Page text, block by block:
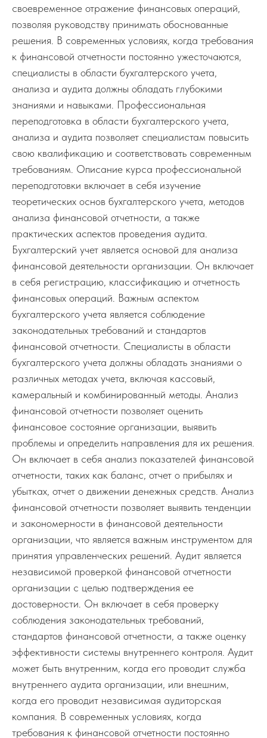
своевременное отражение финансовых операций,
позволяя руководству принимать обоснованные
решения. В современных условиях, когда требования
к финансовой отчетности постоянно ужесточаются,
специалисты в области бухгалтерского учета,
анализа и аудита должны обладать глубокими
знаниями и навыками. Профессиональная
переподготовка в области бухгалтерского учета,
анализа и аудита позволяет специалистам повысить
свою квалификацию и соответствовать современным
требованиям. Описание курса профессиональной
переподготовки включает в себя изучение
теоретических основ бухгалтерского учета, методов
анализа финансовой отчетности, а также
практических аспектов проведения аудита.
Бухгалтерский учет является основой для анализа
финансовой деятельности организации. Он включает
в себя регистрацию, классификацию и отчетность
финансовых операций. Важным аспектом
бухгалтерского учета является соблюдение
законодательных требований и стандартов
финансовой отчетности. Специалисты в области
бухгалтерского учета должны обладать знаниями о
различных методах учета, включая кассовый,
камеральный и комбинированный методы. Анализ
финансовой отчетности позволяет оценить
финансовое состояние организации, выявить
проблемы и определить направления для их решения.
Он включает в себя анализ показателей финансовой
отчетности, таких как баланс, отчет о прибылях и
убытках, отчет о движении денежных средств. Анализ
финансовой отчетности позволяет выявить тенденции
и закономерности в финансовой деятельности
организации, что является важным инструментом для
принятия управленческих решений. Аудит является
независимой проверкой финансовой отчетности
организации с целью подтверждения ее
достоверности. Он включает в себя проверку
соблюдения законодательных требований,
стандартов финансовой отчетности, а также оценку
эффективности системы внутреннего контроля. Аудит
может быть внутренним, когда его проводит служба
внутреннего аудита организации, или внешним,
когда его проводит независимая аудиторская
компания. В современных условиях, когда
требования к финансовой отчетности постоянно